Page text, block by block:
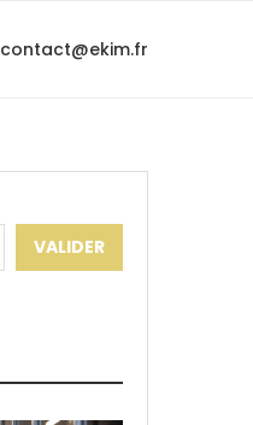
contact@ekim.fr
VALIDER